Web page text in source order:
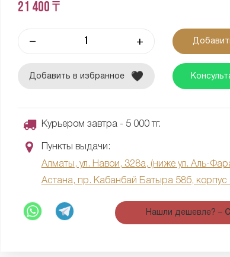
21 400 ₸
– +
Добавить в избранное
Курьером завтра - 5 000 тг.
Пункты выдачи:
Алматы, ул. Навои, 328а, (ниже ул. Аль-
Астана, пр. Кабанбай Батыра 58б, корпус
Нашли дешевле? –